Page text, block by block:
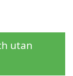
utan